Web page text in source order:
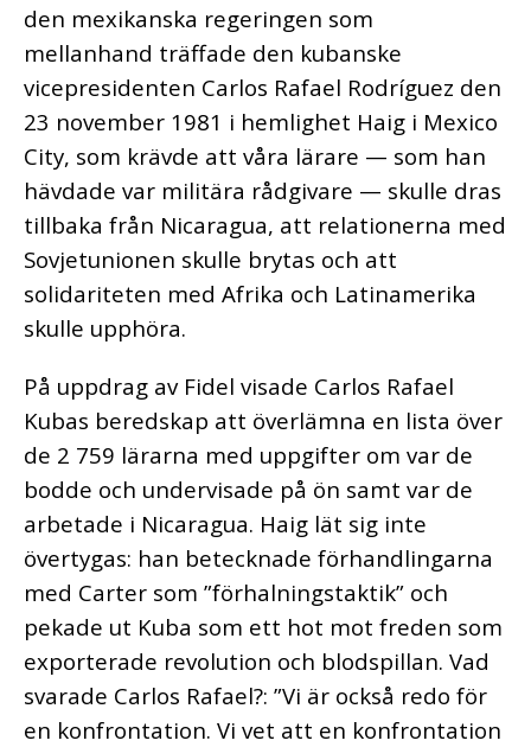
den mexikanska regeringen som
mellanhand träffade den kubanske
vicepresidenten Carlos Rafael Rodríguez den
23 november 1981 i hemlighet Haig i Mexico
City, som krävde att våra lärare — som han
hävdade var militära rådgivare — skulle dras
tillbaka från Nicaragua, att relationerna med
Sovjetunionen skulle brytas och att
solidariteten med Afrika och Latinamerika
skulle upphöra.
På uppdrag av Fidel visade Carlos Rafael
Kubas beredskap att överlämna en lista över
de 2 759 lärarna med uppgifter om var de
bodde och undervisade på ön samt var de
arbetade i Nicaragua. Haig lät sig inte
övertygas: han betecknade förhandlingarna
med Carter som ”förhalningstaktik” och
pekade ut Kuba som ett hot mot freden som
exporterade revolution och blodspillan. Vad
svarade Carlos Rafael?: ”Vi är också redo för
en konfrontation. Vi vet att en konfrontation